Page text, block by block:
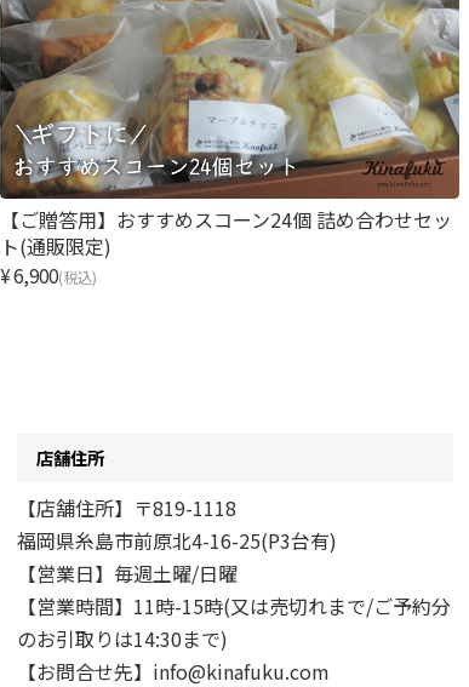
【ご贈答用】おすすめスコーン24個 詰め合わせセッ
ト(通販限定)
¥6,900(税込)
店舗住所
【店舗住所】〒819-1118
福岡県糸島市前原北4-16-25(P3台有)
【営業日】毎週土曜/日曜
【営業時間】11時-15時(又は売切れまで/ご予約分
のお引取りは14:30まで)
【お問合せ先】info@kinafuku.com